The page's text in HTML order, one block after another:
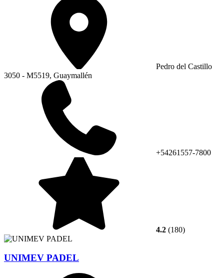
Pedro del Castillo
3050 - M5519, Guaymallén
+54261557-7800
4.2 (180)
UNIMEV PADEL